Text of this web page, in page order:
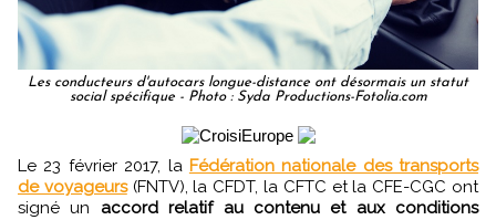
Les conducteurs d'autocars longue-distance ont désormais un statut
social spécifique - Photo : Syda Productions-Fotolia.com
Le 23 février 2017, la Fédération nationale des transports
de voyageurs(FNTV), la CFDT, la CFTC et la CFE-CGC ont
signé un accord relatif au contenu et aux conditions